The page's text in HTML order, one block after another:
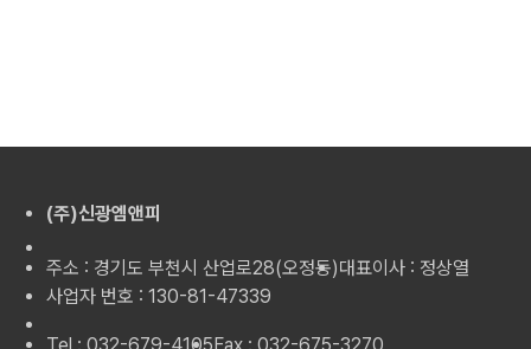
(주)신광엠앤피
주소 : 경기도 부천시 산업로28(오정동)대표이사 : 정상열
사업자 번호 : 130-81-47339